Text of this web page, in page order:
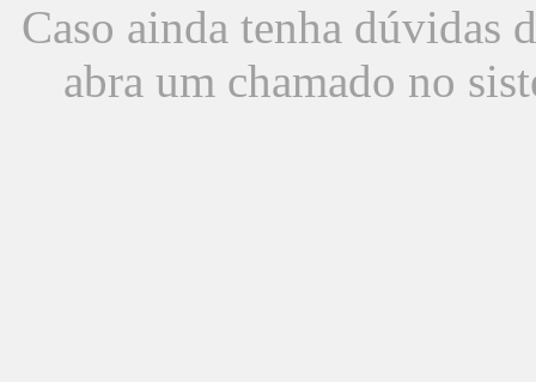
Caso ainda tenha dúvidas
abra um chamado no